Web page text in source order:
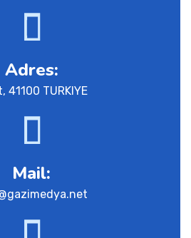
Adres:
41100 TURKIYE
Mail: